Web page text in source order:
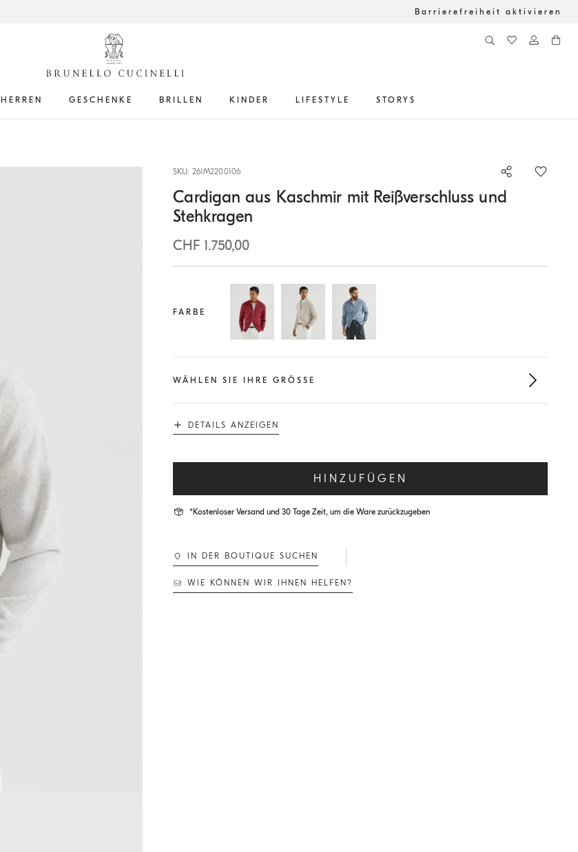
Barrierefreiheit aktivieren
HERREN GESCHENKE BRILLEN KINDER LIFESTYLE STORYS
SKU: 261M2200106
Cardigan aus Kaschmir mit Reißverschluss und
Stehkragen
CHF 1.750,00
FARBE
WÄHLEN SIE IHRE GRÖSSE
DETAILS ANZEIGEN
HINZUFÜGEN
*Kostenloser Versand und 30 Tage Zeit, um die Ware zurückzugeben
IN DER BOUTIQUE SUCHEN
WIE KÖNNEN WIR IHNEN HELFEN?